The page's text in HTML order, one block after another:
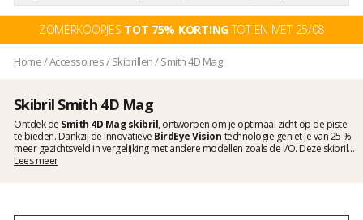
ZOMERKOOPJES TOT 75% KORTINGTOT EN MET 25/08
Home/Accessoires/Skibrillen/Smith 4D Mag
Skibril Smith 4D Mag
Ontdek de Smith 4D Mag skibril, ontworpen om je optimaal zicht op de piste
te bieden. Dankzij de innovatieve BirdEye Vision-technologie geniet je van 25 %
meer gezichtsveld in vergelijking met andere modellen zoals de I/O. Deze skibril
heeft ook een verwisselbaar lenzensysteem met
Lees meer